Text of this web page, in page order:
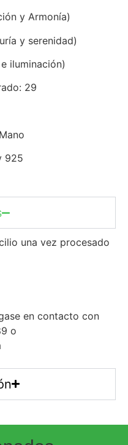
y Armonía)
y serenidad)
iluminación)
29
925
una vez procesado
en contacto con
o